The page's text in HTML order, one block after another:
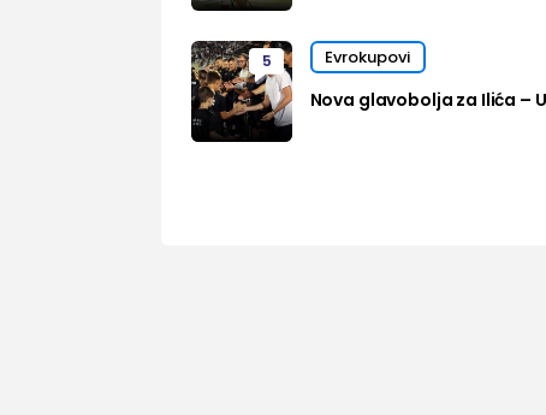
5 Evrokupovi
Nova glavobolja za Ilića –